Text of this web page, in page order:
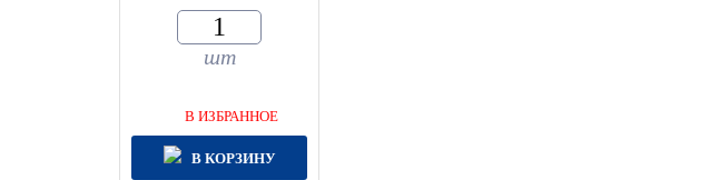
шт
В ИЗБРАННОЕ
В КОРЗИНУ